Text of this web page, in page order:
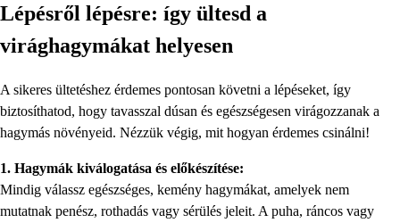
Lépésről lépésre: így ültesd a
virághagymákat helyesen
A sikeres ültetéshez érdemes pontosan követni a lépéseket, így
biztosíthatod, hogy tavasszal dúsan és egészségesen virágozzanak a
hagymás növényeid. Nézzük végig, mit hogyan érdemes csinálni!
1. Hagymák kiválogatása és előkészítése:
Mindig válassz egészséges, kemény hagymákat, amelyek nem
mutatnak penész, rothadás vagy sérülés jeleit. A puha, ráncos vagy